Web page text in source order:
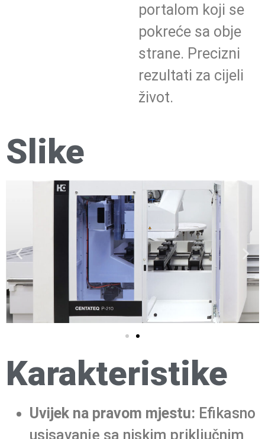
portalom koji se
pokreće sa obje
strane. Precizni
rezultati za cijeli
život.
Slike
Karakteristike
Uvijek na pravom mjestu: Efikasno
usisavanje sa niskim priključnim